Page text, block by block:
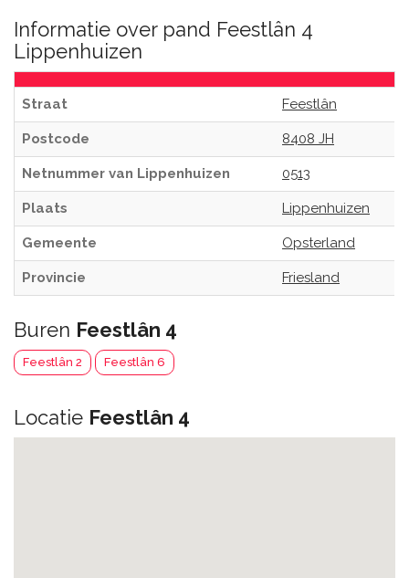
Informatie over pand Feestlân 4
Lippenhuizen
Straat Feestlân
Postcode 8408 JH
Netnummer van Lippenhuizen 0513
Plaats Lippenhuizen
Gemeente Opsterland
Provincie Friesland
Buren Feestlân 4
Feestlân 2 Feestlân 6
Locatie Feestlân 4